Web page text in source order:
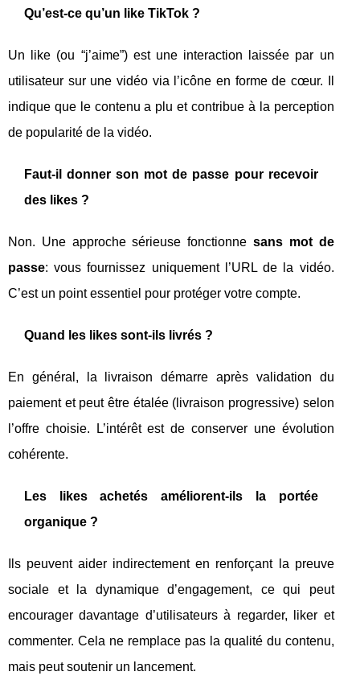
Qu’est-ce qu’un like TikTok ?
Un like (ou “j’aime”) est une interaction laissée par un
utilisateur sur une vidéo via l’icône en forme de cœur. Il
indique que le contenu a plu et contribue à la perception
de popularité de la vidéo.
Faut-il donner son mot de passe pour recevoir
des likes ?
Non. Une approche sérieuse fonctionne sans mot de
passe: vous fournissez uniquement l’URL de la vidéo.
C’est un point essentiel pour protéger votre compte.
Quand les likes sont-ils livrés ?
En général, la livraison démarre après validation du
paiement et peut être étalée (livraison progressive) selon
l’offre choisie. L’intérêt est de conserver une évolution
cohérente.
Les likes achetés améliorent-ils la portée
organique ?
Ils peuvent aider indirectement en renforçant la preuve
sociale et la dynamique d’engagement, ce qui peut
encourager davantage d’utilisateurs à regarder, liker et
commenter. Cela ne remplace pas la qualité du contenu,
mais peut soutenir un lancement.